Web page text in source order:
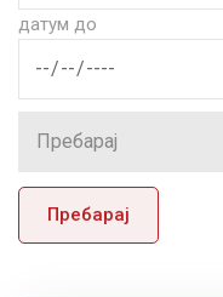
датум до
Пребарај